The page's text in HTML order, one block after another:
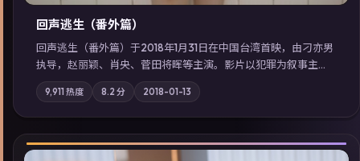
回声逃生（番外篇）
回声逃生（番外篇）于2018年1月31日在中国台湾首映，由刁亦男
执导，赵丽颖、肖央、菅田将晖等主演。影片以犯罪为叙事主
轴，旧案重提，真相与谎言在同一条时间线上交锋；摄影与配乐
强化地域气质；站内亦可通过「国产免费观看高清电视剧在线
看」延展检索同类型高分佳作，畅享高清在线追剧体验。
9,911 热度 8.2 分 2018-01-13